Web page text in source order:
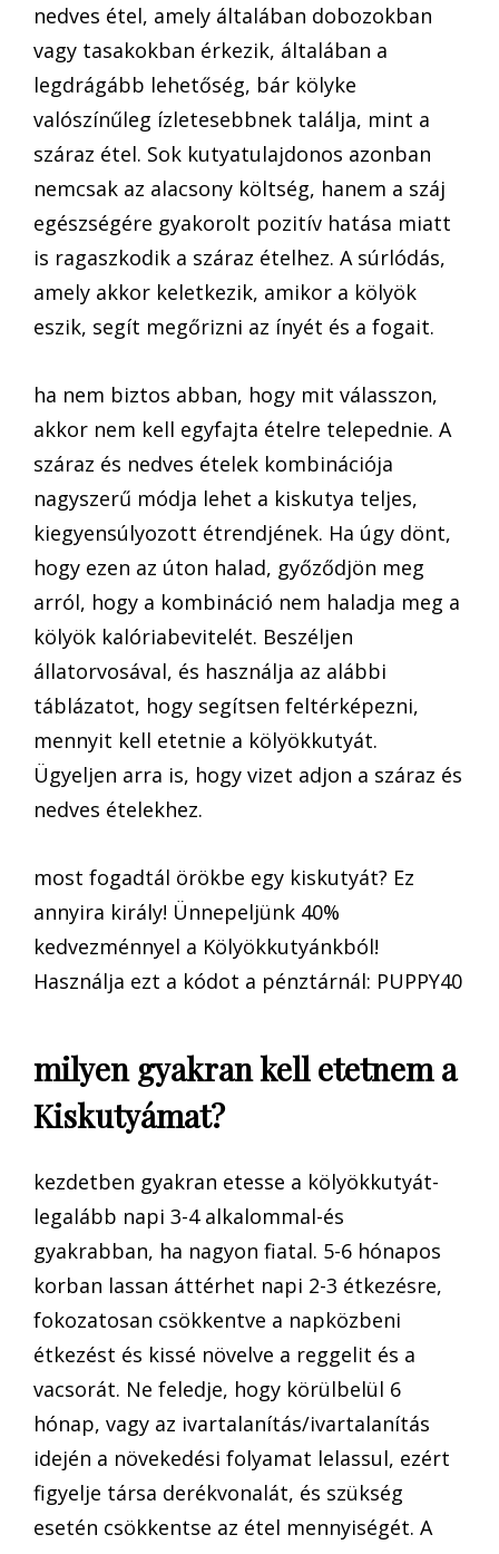
nedves étel, amely általában dobozokban
vagy tasakokban érkezik, általában a
legdrágább lehetőség, bár kölyke
valószínűleg ízletesebbnek találja, mint a
száraz étel. Sok kutyatulajdonos azonban
nemcsak az alacsony költség, hanem a száj
egészségére gyakorolt pozitív hatása miatt
is ragaszkodik a száraz ételhez. A súrlódás,
amely akkor keletkezik, amikor a kölyök
eszik, segít megőrizni az ínyét és a fogait.
ha nem biztos abban, hogy mit válasszon,
akkor nem kell egyfajta ételre telepednie. A
száraz és nedves ételek kombinációja
nagyszerű módja lehet a kiskutya teljes,
kiegyensúlyozott étrendjének. Ha úgy dönt,
hogy ezen az úton halad, győződjön meg
arról, hogy a kombináció nem haladja meg a
kölyök kalóriabevitelét. Beszéljen
állatorvosával, és használja az alábbi
táblázatot, hogy segítsen feltérképezni,
mennyit kell etetnie a kölyökkutyát.
Ügyeljen arra is, hogy vizet adjon a száraz és
nedves ételekhez.
most fogadtál örökbe egy kiskutyát? Ez
annyira király! Ünnepeljünk 40%
kedvezménnyel a Kölyökkutyánkból!
Használja ezt a kódot a pénztárnál: PUPPY40
milyen gyakran kell etetnem a
Kiskutyámat?
kezdetben gyakran etesse a kölyökkutyát-
legalább napi 3-4 alkalommal-és
gyakrabban, ha nagyon fiatal. 5-6 hónapos
korban lassan áttérhet napi 2-3 étkezésre,
fokozatosan csökkentve a napközbeni
étkezést és kissé növelve a reggelit és a
vacsorát. Ne feledje, hogy körülbelül 6
hónap, vagy az ivartalanítás/ivartalanítás
idején a növekedési folyamat lelassul, ezért
figyelje társa derékvonalát, és szükség
esetén csökkentse az étel mennyiségét. A